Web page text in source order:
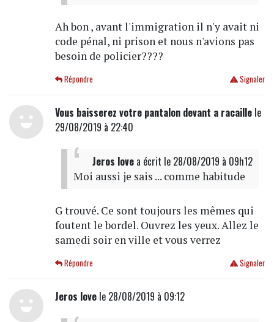
Ah bon , avant l'immigration il n'y avait ni
code pénal, ni prison et nous n'avions pas
besoin de policier????
Signaler
Répondre
Vous baisserez votre pantalon devant a racaillele
29/08/2019 à 22:40
Jeros lovea écrit le 28/08/2019 à 09h12
Moi aussi je sais ... comme habitude
G trouvé. Ce sont toujours les mêmes qui
foutent le bordel. Ouvrez les yeux. Allez le
samedi soir en ville et vous verrez
Signaler
Répondre
Jeros lovele 28/08/2019 à 09:12